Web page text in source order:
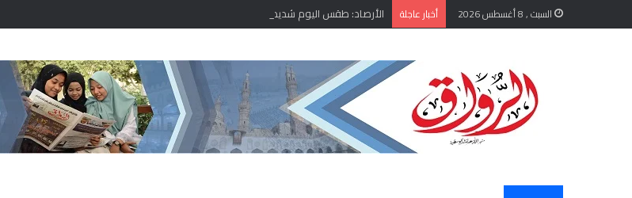
السبت , 8 أغسطس 2026 أخبار عاجلة الأرصاد: طقس اليوم شديد الحرارة رطب نهارًا.. والعظمى بالقاهرة 36 درجة